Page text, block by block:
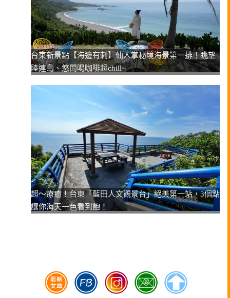
台東新景點【海邊有刺】仙人掌秘境海景第一排！眺望
陸連島、悠閒喝咖啡超chill~
超～療癒！台東「藍田人文觀景台」絕美第一站，3個點
讓你海天一色看到飽！